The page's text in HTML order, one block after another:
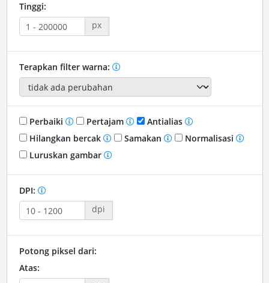
Tinggi:
px
Terapkan filter warna:
Perbaiki Pertajam
Antialias
Hilangkan bercak
Samakan
Normalisasi
Luruskan gambar
DPI:
dpi
Potong piksel dari:
Atas: